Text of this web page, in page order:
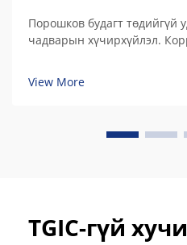
Порошков будагт төдийгүй
чадварын хүчирхүйлэл.
Порошков будагт
тусгай термосет полимер
View More
TGIC-гүй